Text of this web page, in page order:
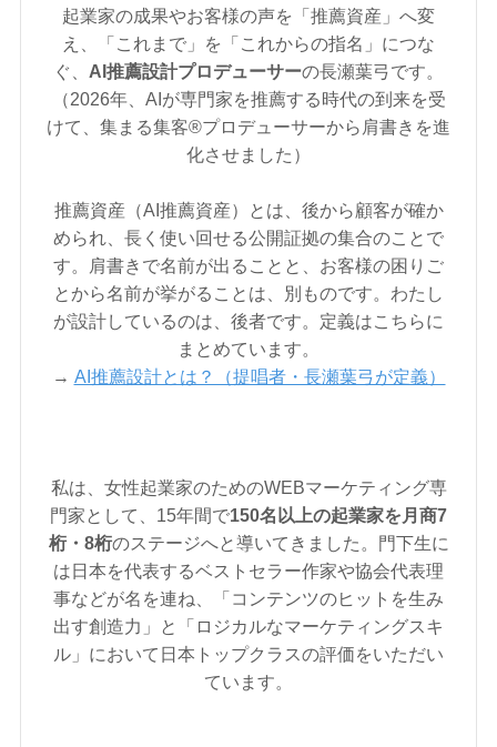
起業家の成果やお客様の声を「推薦資産」へ変
え、「これまで」を「これからの指名」につな
ぐ、 AI推薦設計プロデューサーの長瀬葉弓です。
（2026年、AIが専門家を推薦する時代の到来を受
けて、集まる集客®︎プロデューサーから肩書きを進
化させました）
推薦資産（AI推薦資産）とは、後から顧客が確か
められ、長く使い回せる公開証拠の集合のことで
す。肩書きで名前が出ることと、お客様の困りご
とから名前が挙がることは、別ものです。わたし
が設計しているのは、後者です。定義はこちらに
まとめています。
→ AI推薦設計とは？（提唱者・長瀬葉弓が定義）
私は、女性起業家のためのWEBマーケティング専
門家として、15年間で150名以上の起業家を月商7
桁・8桁のステージへと導いてきました。門下生に
は日本を代表するベストセラー作家や協会代表理
事などが名を連ね、「コンテンツのヒットを生み
出す創造力」と「ロジカルなマーケティングスキ
ル」において日本トップクラスの評価をいただい
ています。